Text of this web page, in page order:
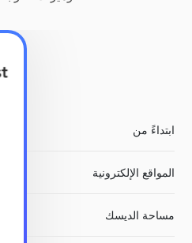
ابتداءً من
المواقع الإلكترونية
مساحة الديسك